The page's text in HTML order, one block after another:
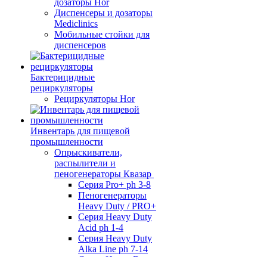
дозаторы Hor
Диспенсеры и дозаторы
Mediclinics
Мобильные стойки для
диспенсеров
Бактерицидные
рециркуляторы
Рециркуляторы Hor
Инвентарь для пищевой
промышленности
Опрыскиватели,
распылители и
пеногенераторы Квазар
Серия Pro+ ph 3-8
Пеногенераторы
Heavy Duty / PRO+
Серия Heavy Duty
Acid ph 1-4
Серия Heavy Duty
Alka Line ph 7-14